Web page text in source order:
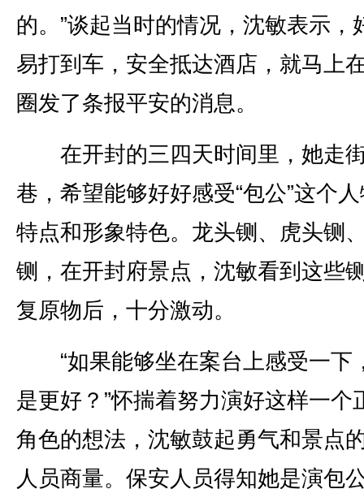
的。”谈起当时的情况，沈敏表示，
易打到车，安全抵达酒店，就马上
圈发了条报平安的消息。
在开封的三四天时间里，她走
巷，希望能够好好感受“包公”这个
特点和形象特色。龙头铡、虎头铡
铡，在开封府景点，沈敏看到这些
复原物后，十分激动。
“如果能够坐在案台上感受一下
是更好？”怀揣着努力演好这样一个
角色的想法，沈敏鼓起勇气和景点
人员商量。保安人员得知她是演包